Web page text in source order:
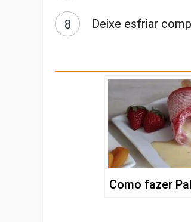
Deixe esfriar
Como fazer